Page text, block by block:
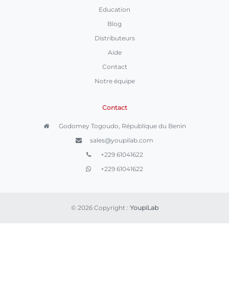
Education
Blog
Distributeurs
Aide
Contact
Notre équipe
Contact
Godomey Togoudo, République du Benin
sales@youpilab.com
+229 61041622
+229 61041622
© 2026 Copyright : YoupiLab